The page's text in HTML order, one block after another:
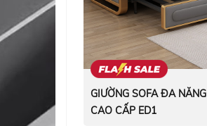
GIƯỜNG SOFA ĐA NĂNG
CAO CẤP ED1